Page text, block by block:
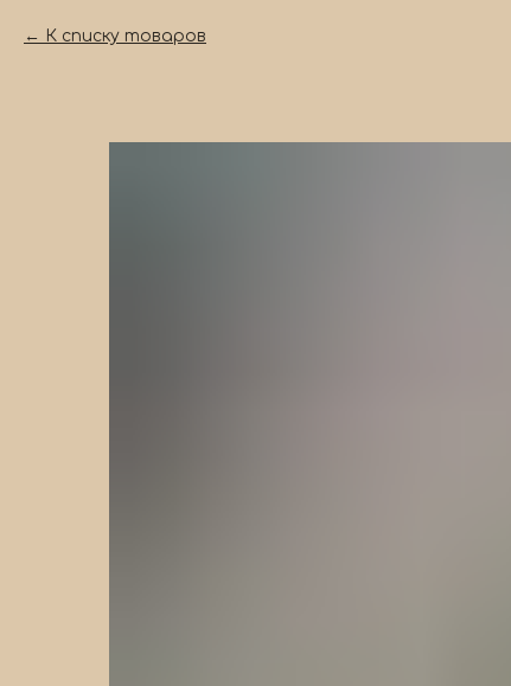
К списку товаров